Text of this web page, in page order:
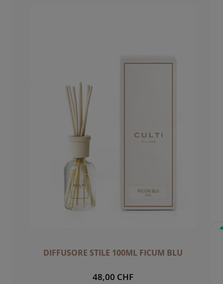
DIFFUSORE STILE 100ML FICUM BLU
48,00 CHF